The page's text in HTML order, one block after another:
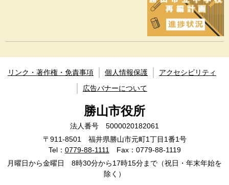
リンク・著作権・免責事項 個人情報保護
アクセシビリティ
広告バナーについて
勝山市役所
法人番号 5000020182061
〒911-8501 福井県勝山市元町1丁目1番1号
Tel： 0779-88-1111
Fax：0779-88-1119
月曜日から金曜日 8時30分から17時15分まで（祝日・年末年始を
除く）